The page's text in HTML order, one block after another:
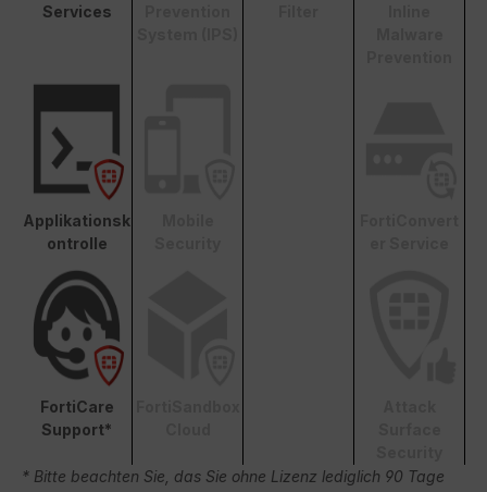
Services
Applikationsk
ontrolle
FortiCare
Support*
* Bitte beachten Sie, das Sie ohne Lizenz lediglich 90 Tage